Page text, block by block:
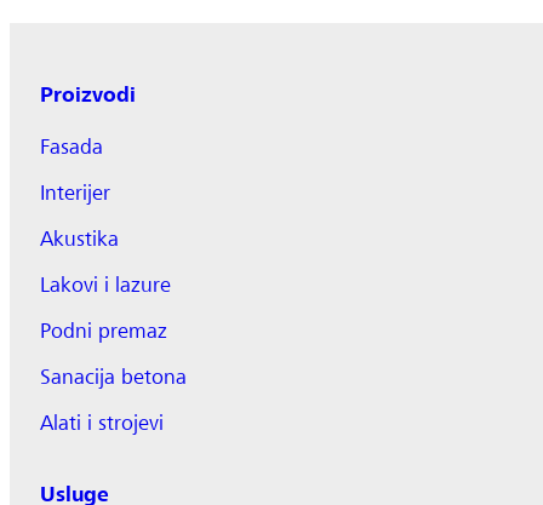
Proizvodi
Fasada
Interijer
Akustika
Lakovi i lazure
Podni premaz
Sanacija betona
Alati i strojevi
Usluge